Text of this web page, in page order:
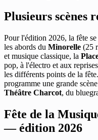
Plusieurs scènes
Pour l'édition 2026, la fête
les abords du Minorelle (25
et musique classique, la
pop, à l'électro et aux
les différents points de la
programme une grande
Théâtre Charcot, du
Fête de la
— édition 2026